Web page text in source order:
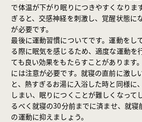
で体温が下がり眠りにつきやすくなりま
ぎると、交感神経を刺激し、覚醒状態に
が必要です。
最後に運動習慣についてです。運動をし
る際に眠気を感じるため、適度な運動を
ても良い効果をもたらすことがあります
には注意が必要です。就寝の直前に激し
と、熱すぎるお湯に入浴した時と同様に
しまい、眠りにつくことが難しくなって
るべく就寝の30分前までに済ませ、就寝
の運動に抑えましょう。